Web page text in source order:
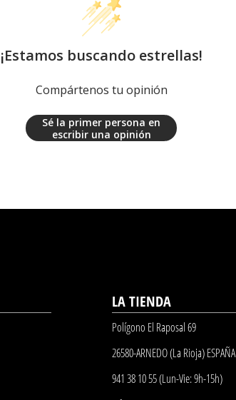
¡Estamos buscando estrellas!
Compártenos tu opinión
Sé la primer persona en
escribir una opinión
LA TIENDA
Polígono El Raposal 69
26580-ARNEDO (La Rioja) ESPAÑA
941 38 10 55 (Lun-Vie: 9h-15h)